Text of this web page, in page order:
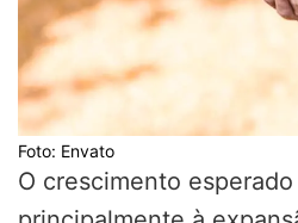
Foto: Envato
O crescimento